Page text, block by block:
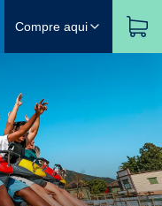
Compre aqui